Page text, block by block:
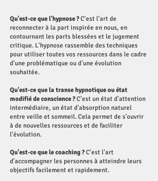
Qu'est-ce que l'hypnose ?C'est l'art de
reconnecter à la part inspirée en nous, en
contournant les parts blessées et le jugement
critique. L'hypnose rassemble des techniques
pour utiliser toutes vos ressources dans le cadre
d'une problématique ou d'une évolution
souhaitée.
Qu'est-ce que la transe hypnotique ou état
modifié de conscience ?C'est un état d'attention
intermédiaire, un état d'absorption naturel
entre veille et sommeil. Cela permet de s'ouvrir
à de nouvelles ressources et de faciliter
l'évolution.
Qu'est-ce que le coaching ?C'est l'art
d'accompagner les personnes à atteindre leurs
objectifs facilement et rapidement.